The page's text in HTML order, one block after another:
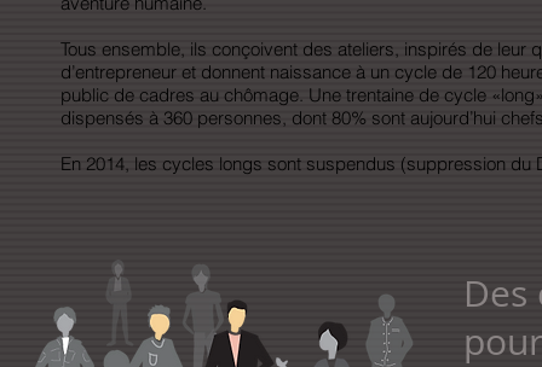
Tous ensemble, ils conçoivent des ateliers, inspirés de leur
d’entrepreneur et donnent naissance à un cycle de 120
public de cadres au chômage. Une trentaine de cycle
dispensés à 360 personnes, dont 80% sont aujourd’hui
En 2014, les cycles longs sont suspendus (suppression du
Des